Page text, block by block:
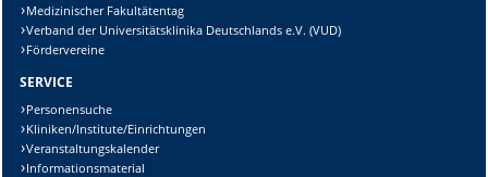
Medizinischer Fakultätentag
Verband der Universitätsklinika Deutschlands e.V. (VUD)
Fördervereine
SERVICE
Personensuche
Kliniken/Institute/Einrichtungen
Veranstaltungskalender
Informationsmaterial